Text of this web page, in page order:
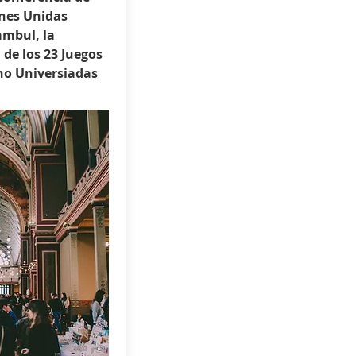
Unidas
la
los 23 Juegos
Universiadas